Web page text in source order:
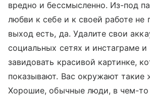
вредно и бессмысленно. Из-под
любви к себе и к своей работе не
выход есть, да. Удалите свои
социальных сетях и инстаграме и
завидовать красивой картинке,
показывают. Вас окружают такие
Хорошие, обычные люди, в чем-то